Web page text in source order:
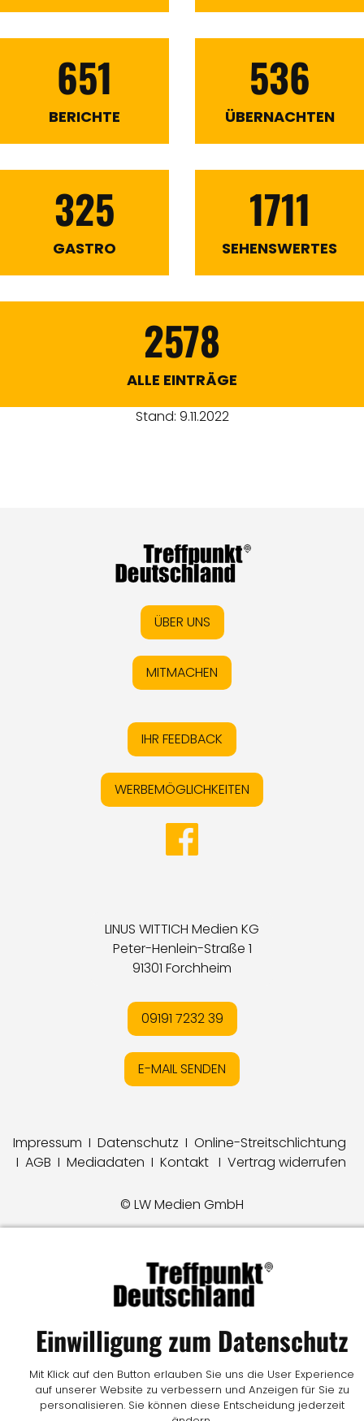
651
BERICHTE
536
ÜBERNACHTEN
325
GASTRO
1711
SEHENSWERTES
2578
ALLE EINTRÄGE
Stand: 9.11.2022
ÜBER UNS
MITMACHEN
IHR FEEDBACK
WERBEMÖGLICHKEITEN
LINUS WITTICH Medien KG
Peter-Henlein-Straße 1
91301 Forchheim
09191 7232 39
E-MAIL SENDEN
Impressum I Datenschutz I Online-Streitschlichtung
I AGB I Mediadaten I Kontakt I Vertrag widerrufen
© LW Medien GmbH
Einwilligung zum Datenschutz
Mit Klick auf den Button erlauben Sie uns die User Experience
auf unserer Website zu verbessern und Anzeigen für Sie zu
personalisieren. Sie können diese Entscheidung jederzeit